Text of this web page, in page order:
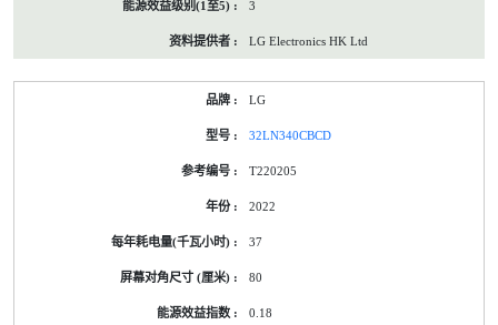
3
LG Electronics HK Ltd
LG
32LN340CBCD
T220205
2022
37
80
0.18